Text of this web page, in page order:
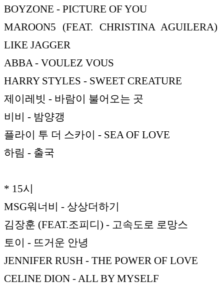
BOYZONE - PICTURE OF YOU
MAROON5 (FEAT. CHRISTINA
LIKE JAGGER
ABBA - VOULEZ VOUS
HARRY STYLES - SWEET CREATURE
제이레빗 - 바람이 불어오는 곳
비비 - 밤양갱
플라이 투 더 스카이 - SEA OF LOVE
하림 - 출국
* 15시
MSG워너비 - 상상더하기
김장훈 (FEAT.조피디) - 고속도로 로망스
토이 - 뜨거운 안녕
JENNIFER RUSH - THE POWER OF LOVE
CELINE DION - ALL BY MYSELF